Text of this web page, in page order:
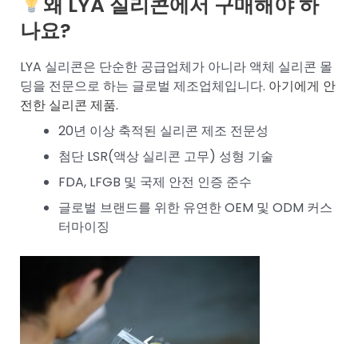
나요?
LYA 실리콘은 단순한 공급업체가 아니라 액체 실리콘 몰
딩을 전문으로 하는 글로벌 제조업체입니다. 아기에게 안
전한 실리콘 제품.
20년 이상 축적된 실리콘 제조 전문성
첨단 LSR(액상 실리콘 고무) 성형 기술
FDA, LFGB 및 국제 안전 인증 준수
글로벌 브랜드를 위한 유연한 OEM 및 ODM 커스
터마이징